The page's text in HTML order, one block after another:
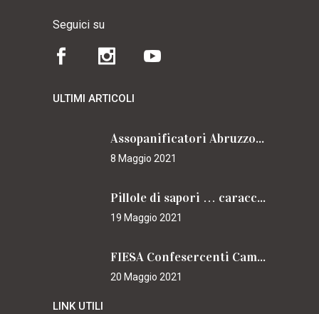
Seguici su
ULTIMI ARTICOLI
Assopanificatori Abruzzo e Molise insieme per il Cammino
8 Maggio 2021
Pillole di sapori … caracciolini
19 Maggio 2021
FIESA Confesercenti Campania per il Cammino
20 Maggio 2021
LINK UTILI